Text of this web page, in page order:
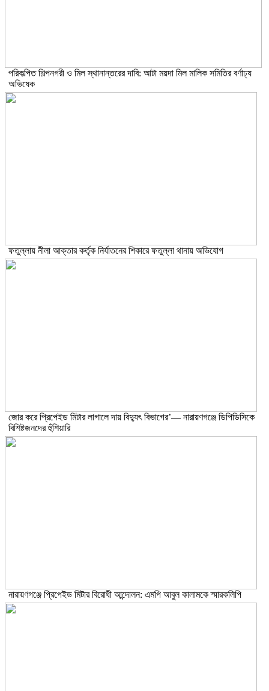
পরিকল্পিত শিল্পনগরী ও মিল স্থানান্তরের দাবি: আটা ময়দা মিল মালিক সমিতির বর্ণাঢ্য
অভিষেক
ফতুল্লায় নীলা আক্তার কর্তৃক নির্যাতনের শিকারে ফতুল্লা থানায় অভিযোগ
জোর করে প্রিপেইড মিটার লাগালে দায় বিদ্যুৎ বিভাগের’— নারায়ণগঞ্জে ডিপিডিসিকে
বিশিষ্টজনদের হুঁশিয়ারি
নারায়ণগঞ্জে প্রিপেইড মিটার বিরোধী আন্দোলন: এমপি আবুল কালামকে স্মারকলিপি